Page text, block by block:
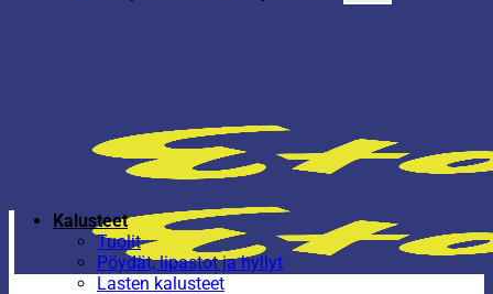
Kalusteet
Tuolit
Pöydät, lipastot ja hyllyt
Lasten kalusteet